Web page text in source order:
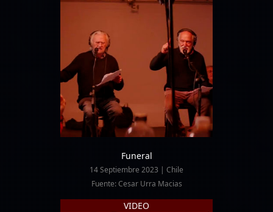
Funeral
14 Septiembre 2023 | Chile
Fuente: Cesar Urra Macias
VIDEO